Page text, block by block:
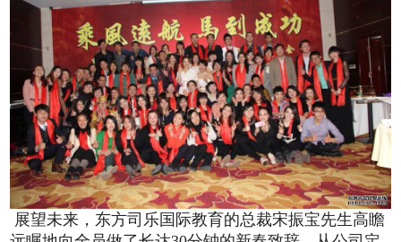
展望未来，东方司乐国际教育的总裁宋振宝先生高瞻